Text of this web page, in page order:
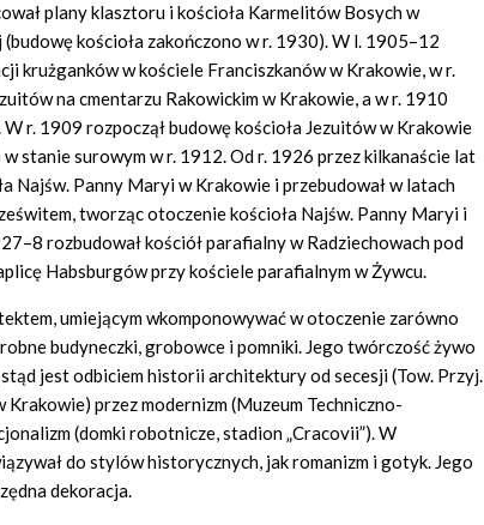
plany klasztoru i kościoła Karmelitów Bosych w
kościoła zakończono w r. 1930). W l. 1905–12
krużganków w kościele Franciszkanów w Krakowie, w r.
na cmentarzu Rakowickim w Krakowie, a w r. 1910
W r. 1909 rozpoczął budowę kościoła Jezuitów w Krakowie
stanie surowym w r. 1912. Od r. 1926 przez kilkanaście lat
Najśw. Panny Maryi w Krakowie i przebudował w latach
tworząc otoczenie kościoła Najśw. Panny Maryi i
rozbudował kościół parafialny w Radziechowach pod
Habsburgów przy kościele parafialnym w Żywcu.
umiejącym wkomponowywać w otoczenie zarówno
budyneczki, grobowce i pomniki. Jego twórczość żywo
jest odbiciem historii architektury od secesji (Tow. Przyj.
Krakowie) przez modernizm (Muzeum Techniczno-
(domki robotnicze, stadion „Cracovii”). W
do stylów historycznych, jak romanizm i gotyk. Jego
dekoracja.